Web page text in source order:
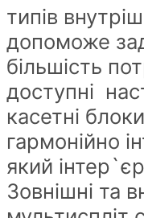
типів
допоможе
більшість
доступні
касетні
гармонійно
який
Зовнішні та